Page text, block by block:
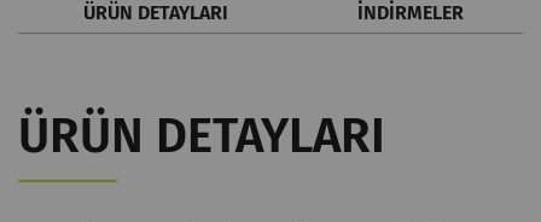
ÜRÜN DETAYLARI İNDIRMELER
ÜRÜN DETAYLARI